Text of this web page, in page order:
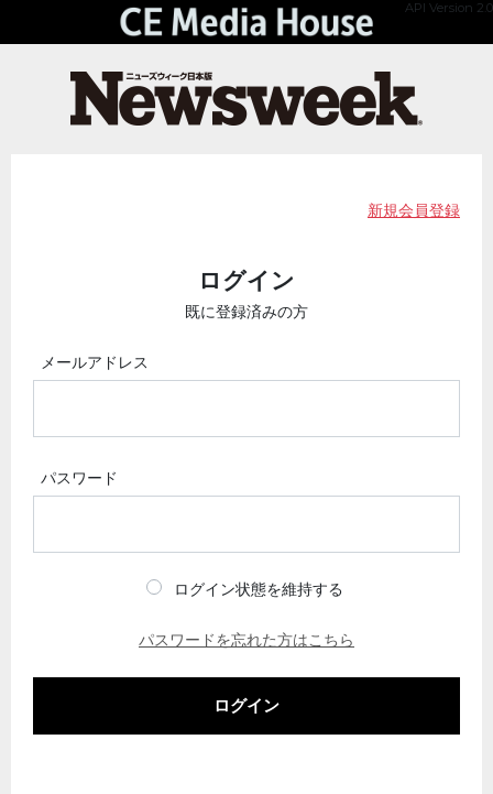
API Version 2.0
新規会員登録
ログイン
既に登録済みの方
メールアドレス
パスワード
ログイン状態を維持する
パスワードを忘れた方はこちら
ログイン